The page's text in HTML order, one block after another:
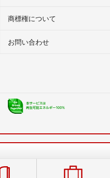
商標権について
お問い合わせ